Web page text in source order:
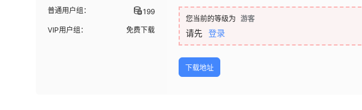
普通用户组： 199
VIP用户组： 免费下载
您当前的等级为 游客
请先 登录
下载地址